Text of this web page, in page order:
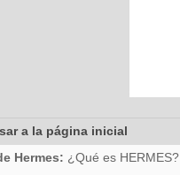
a la página inicial
Hermes: ¿Qué es HERMES?